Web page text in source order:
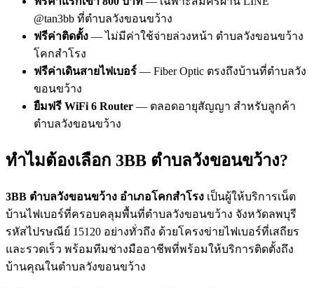
@tan3bb ที่ตำบลวังขอนขว้าง
ฟรีค่าติดตั้ง — ไม่มีค่าใช้จ่ายล่วงหน้า ตำบลวังขอนขว้าง
โคกสำโรง
ฟรีค่าเดินสายไฟเบอร์ — Fiber Optic ตรงถึงบ้านที่ตำบลวัง
ขอนขว้าง
ยืมฟรี WiFi 6 Router — ตลอดอายุสัญญา สำหรับลูกค้า
ตำบลวังขอนขว้าง
ทำไมต้องเลือก 3BB ตำบลวังขอนขว้าง?
3BB ตำบลวังขอนขว้าง อำเภอโคกสำโรง เป็นผู้ให้บริการเน็ต
บ้านไฟเบอร์ที่ครอบคลุมพื้นที่ตำบลวังขอนขว้าง จังหวัดลพบุรี
รหัสไปรษณีย์ 15120 อย่างทั่วถึง ด้วยโครงข่ายไฟเบอร์ที่เสถียร
และรวดเร็ว พร้อมทีมช่างมืออาชีพที่พร้อมให้บริการติดตั้งถึง
บ้านคุณในตำบลวังขอนขว้าง